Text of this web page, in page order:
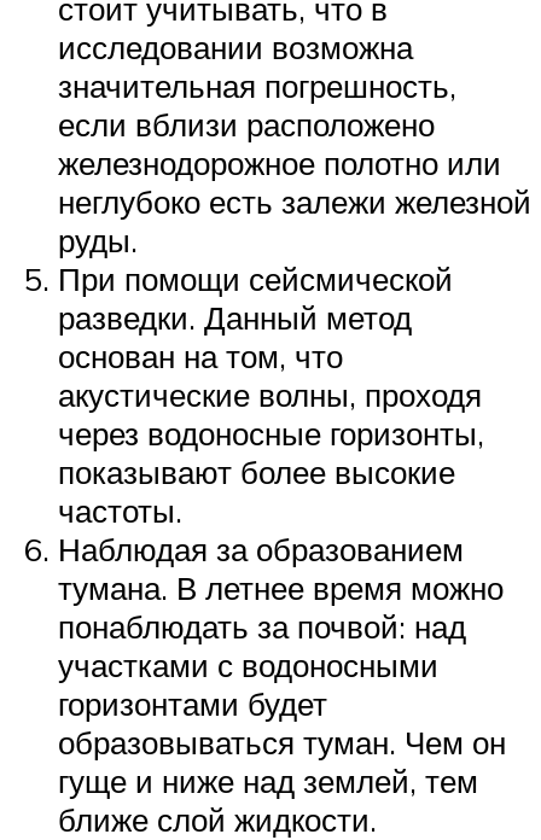
стоит учитывать, что в
исследовании возможна
значительная погрешность,
если вблизи расположено
железнодорожное полотно или
неглубоко есть залежи железной
руды.
При помощи сейсмической
разведки. Данный метод
основан на том, что
акустические волны, проходя
через водоносные горизонты,
показывают более высокие
частоты.
Наблюдая за образованием
тумана. В летнее время можно
понаблюдать за почвой: над
участками с водоносными
горизонтами будет
образовываться туман. Чем он
гуще и ниже над землей, тем
ближе слой жидкости.